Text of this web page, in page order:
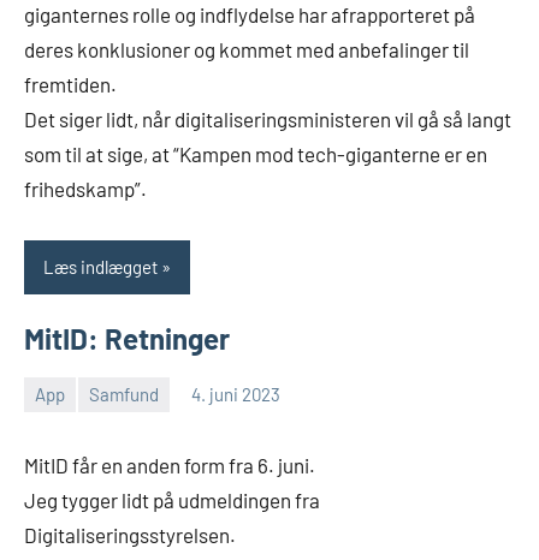
giganternes rolle og indflydelse har afrapporteret på
deres konklusioner og kommet med anbefalinger til
fremtiden.
Det siger lidt, når digitaliseringsministeren vil gå så langt
som til at sige, at “Kampen mod tech-giganterne er en
frihedskamp”.
Læs indlægget
MitID: Retninger
App Samfund 4. juni 2023
Morten
Johansen
Ingen
MitID får en anden form fra 6. juni.
Jeg tygger lidt på udmeldingen fra
Digitaliseringsstyrelsen.